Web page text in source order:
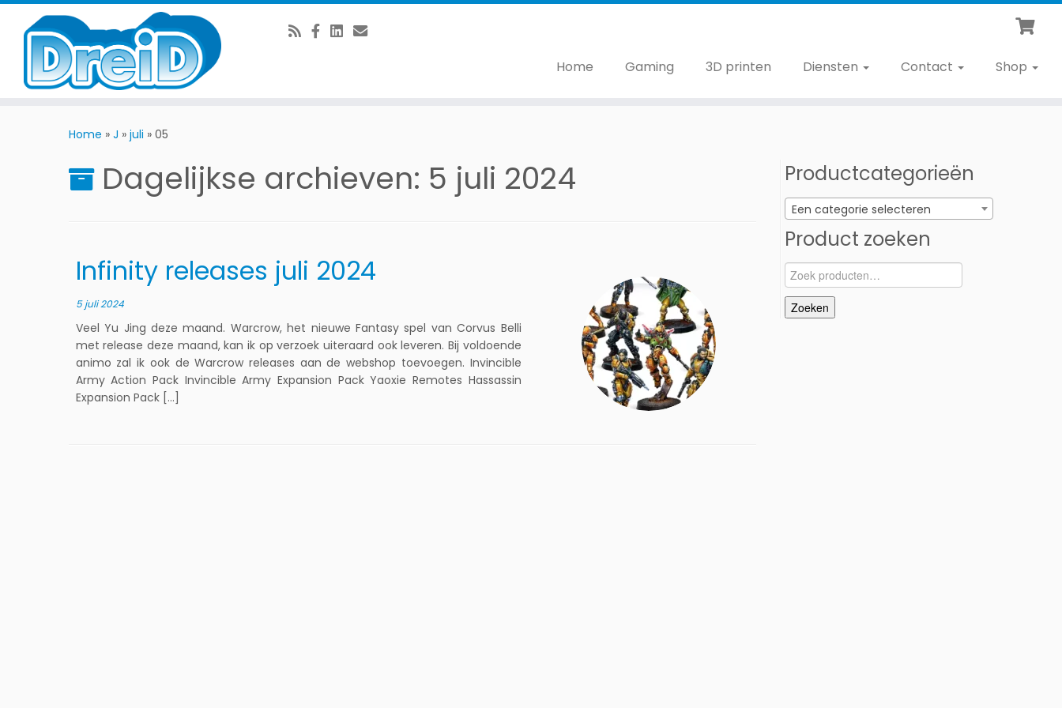
Home Gaming 3D printen Diensten Contact Shop
Home » J » juli » 05
Dagelijkse archieven: 5 juli 2024
Infinity releases juli 2024
5 juli 2024
Veel Yu Jing deze maand. Warcrow, het nieuwe Fantasy spel van Corvus Belli
met release deze maand, kan ik op verzoek uiteraard ook leveren. Bij voldoende
animo zal ik ook de Warcrow releases aan de webshop toevoegen. Invincible
Army Action Pack Invincible Army Expansion Pack Yaoxie Remotes Hassassin
Expansion Pack […]
Productcategorieën
Een categorie selecteren
Product zoeken
Zoeken
naar:
Zoeken